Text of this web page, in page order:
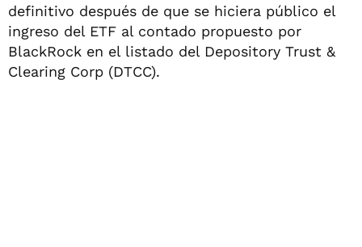
definitivo después de que se hiciera público el
ingreso del ETF al contado propuesto por
BlackRock en el listado del Depository Trust &
Clearing Corp (DTCC).